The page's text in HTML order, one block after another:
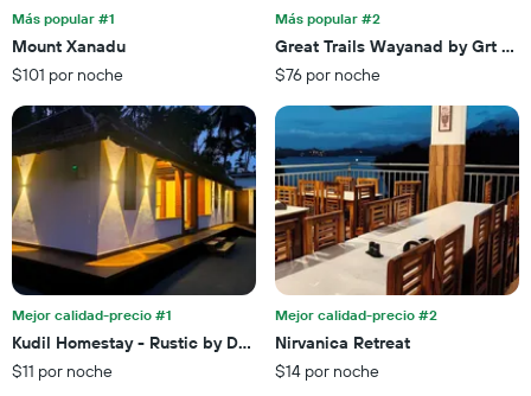
Más popular #1
Mount Xanadu
$101 por noche
Más popular #2
Great Trails Wayanad by Grt
$76 por noche
Mejor calidad-precio #1
Kudil Homestay - Rustic by Design Homely by Nature
$11 por noche
Mejor calidad-precio #2
Nirvanica Retreat
$14 por noche